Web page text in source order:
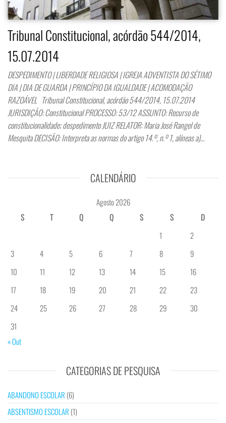
Tribunal Constitucional, acórdão 544/2014,
15.07.2014
DESPEDIMENTO | LIBERDADE RELIGIOSA | IGREJA ADVENTISTA DO SÉTIMO
DIA | DIA DE GUARDA | PRINCÍPIO DA IGUALDADE | ACOMODAÇÃO
RAZOÁVEL Tribunal Constitucional, acórdão 544/2014, 15.07.2014
JURISDIÇÃO: Constitucional PROCESSO: 53/12 ASSUNTO: Recurso de
constitucionalidade; despedimento JUIZ RELATOR: Maria José Rangel de
Mesquita DECISÃO: Interpreta as normas do artigo 14.º, n.º 1, alíneas a)…
CALENDÁRIO
Agosto 2026
S
T Q Q S S
D
1
2
3
4 5 6 7 8
9
10
11 12 13 14 15
16
17
18 19 20 21 22
23
24
25 26 27 28 29
30
31
« Out
CATEGORIAS DE PESQUISA
ABANDONO ESCOLAR (6)
ABSENTISMO ESCOLAR (1)